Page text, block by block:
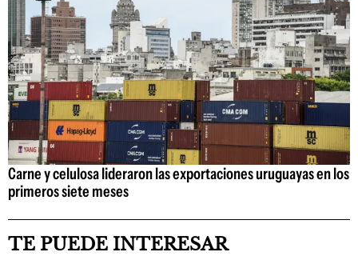
Carne y celulosa lideraron las exportaciones uruguayas en los
primeros siete meses
TE PUEDE INTERESAR